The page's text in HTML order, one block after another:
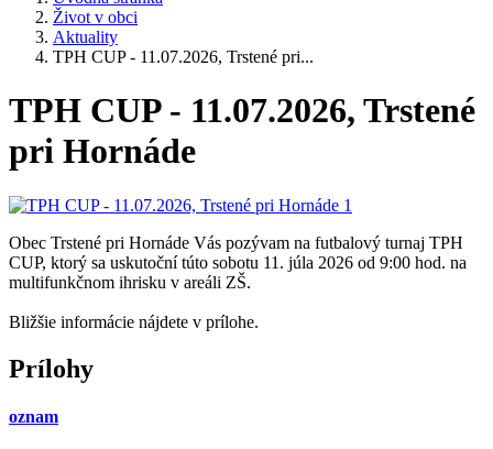
Život v obci
Aktuality
TPH CUP - 11.07.2026, Trstené pri...
TPH CUP - 11.07.2026, Trstené
pri Hornáde
Obec Trstené pri Hornáde Vás pozývam na futbalový turnaj TPH
CUP, ktorý sa uskutoční túto sobotu 11. júla 2026 od 9:00 hod. na
multifunkčnom ihrisku v areáli ZŠ.
Bližšie informácie nájdete v prílohe.
Prílohy
oznam